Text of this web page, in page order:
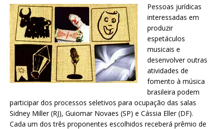
Pessoas jurídicas
interessadas em
produzir
espetáculos
musicais e
desenvolver outras
atividades de
fomento à música
brasileira podem
participar dos processos seletivos para ocupação das salas
Sidney Miller (RJ), Guiomar Novaes (SP) e Cássia Eller (DF).
Cada um dos três proponentes escolhidos receberá prêmio de